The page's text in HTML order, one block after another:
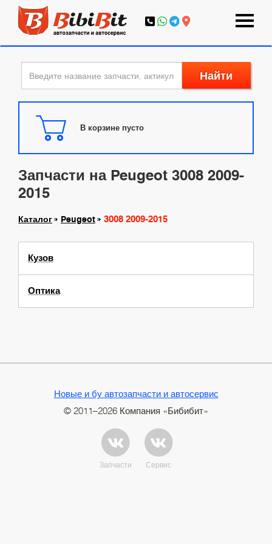
Найти
В корзине пусто
Запчасти на Peugeot 3008 2009-
2015
Каталог Peugeot 3008 2009-2015
Кузов
Оптика
Новые и бу автозапчасти и автосервис
© 2011–2026 Компания «Бибибит»
Запчасти Сервис